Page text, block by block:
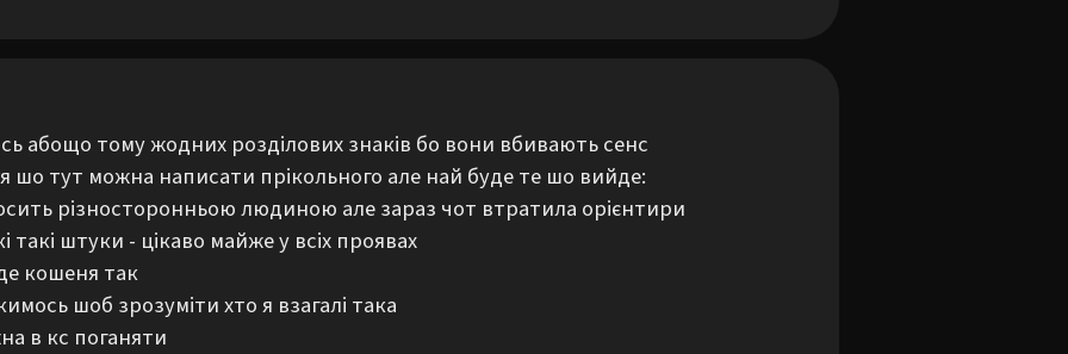
абощо тому жодних розділових знаків бо вони вбивають сенс
шо тут можна написати прікольного але най буде те шо вийде:
різносторонньою людиною але зараз чот втратила орієнтири
такі штуки - цікаво майже у всіх проявах
кошеня так
шоб зрозуміти хто я взагалі така
в кс поганяти